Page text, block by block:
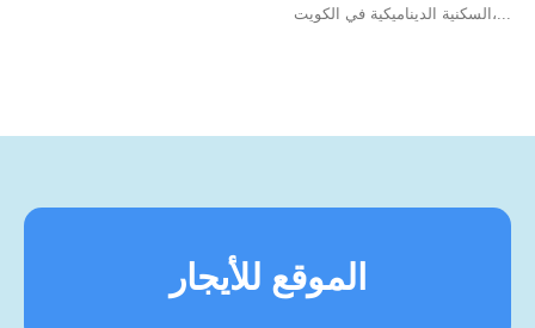
السكنية الديناميكية في الكويت،...
الموقع للأيجار